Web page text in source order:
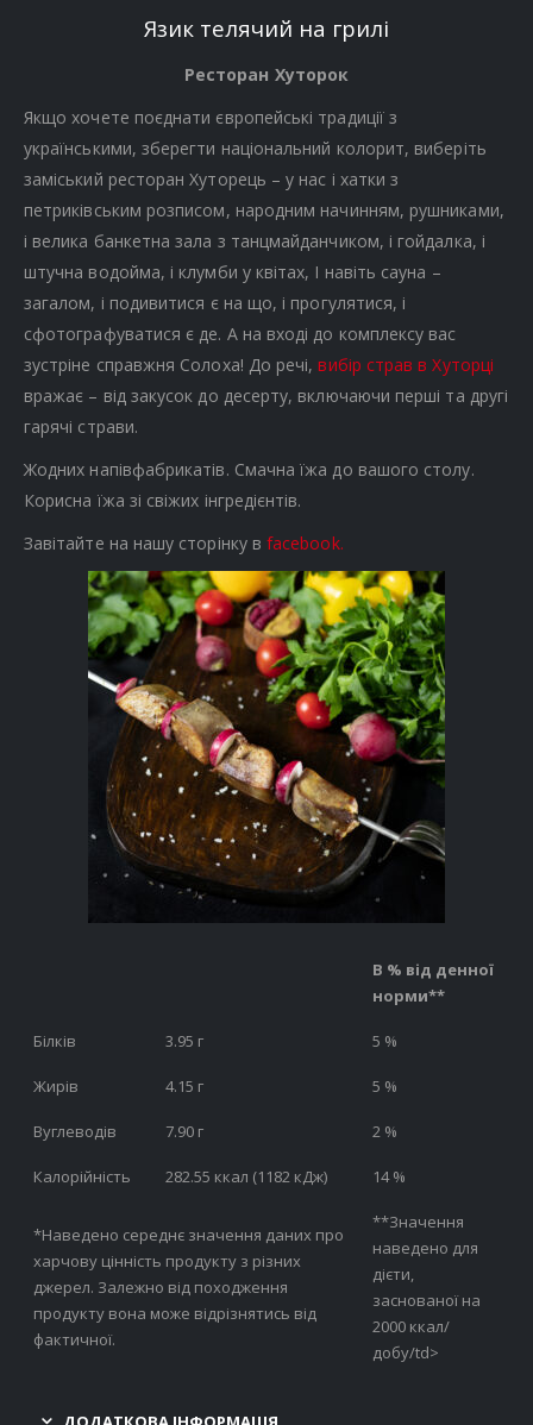
Язик телячий на грилі
Ресторан Хуторок
Якщо хочете поєднати європейські традиції з
українськими, зберегти національний колорит, виберіть
заміський ресторан Хуторець – у нас і хатки з
петриківським розписом, народним начинням, рушниками,
і велика банкетна зала з танцмайданчиком, і гойдалка, і
штучна водойма, і клумби у квітах, І навіть сауна –
загалом, і подивитися є на що, і прогулятися, і
сфотографуватися є де. А на вході до комплексу вас
зустріне справжня Солоха! До речі, вибір страв в Хуторці
вражає – від закусок до десерту, включаючи перші та другі
гарячі страви.
Жодних напівфабрикатів. Смачна їжа до вашого столу.
Корисна їжа зі свіжих інгредієнтів.
Завітайте на нашу сторінку вfacebook.
В % від денної
норми**
Білків 3.95 г 5 %
Жирів 4.15 г 5 %
Вуглеводів 7.90 г 2 %
Калорійність 282.55 ккал (1182 кДж) 14 %
*Наведено середнє значення даних про
харчову цінність продукту з різних
джерел. Залежно від походження
продукту вона може відрізнятись від
фактичної.
**Значення
наведено для
дієти,
заснованої на
2000 ккал/
добу/td>